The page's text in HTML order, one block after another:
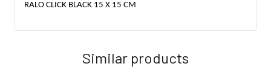
RALO CLICK BLACK 15 X 15 CM
Similar products